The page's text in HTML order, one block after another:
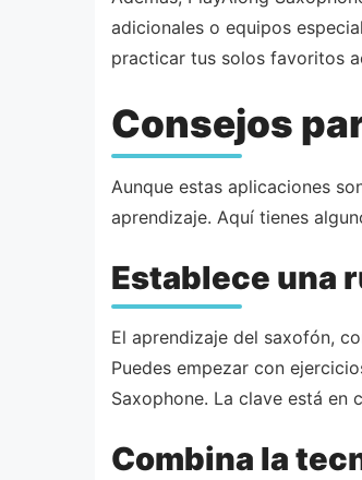
adicionales o equipos
practicar tus solos favoritos
Consejos
Aunque estas aplicaciones
aprendizaje. Aquí tienes
Establece una
El aprendizaje del saxofón,
Puedes empezar con
Saxophone. La clave está en
Combina la